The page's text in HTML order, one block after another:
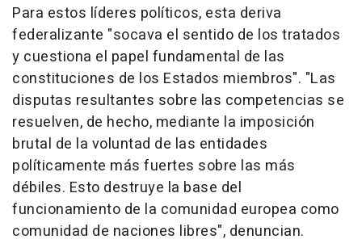
Para estos líderes políticos, esta deriva
federalizante "socava el sentido de los tratados
y cuestiona el papel fundamental de las
constituciones de los Estados miembros". "Las
disputas resultantes sobre las competencias se
resuelven, de hecho, mediante la imposición
brutal de la voluntad de las entidades
políticamente más fuertes sobre las más
débiles. Esto destruye la base del
funcionamiento de la comunidad europea como
comunidad de naciones libres", denuncian.